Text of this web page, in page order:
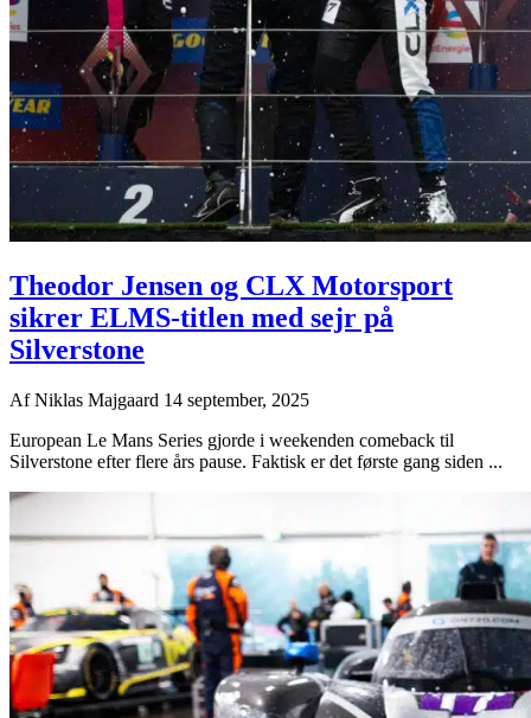
Theodor Jensen og CLX Motorsport
sikrer ELMS-titlen med sejr på
Silverstone
AfNiklas Majgaard 14 september, 2025
European Le Mans Series gjorde i weekenden comeback til
Silverstone efter flere års pause. Faktisk er det første gang siden ...